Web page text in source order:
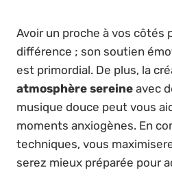
Avoir un proche à vos côtés
différence ; son soutien
est primordial. De plus, la
atmosphère sereine avec
musique douce peut vous
moments anxiogènes. En
techniques, vous
serez mieux préparée pour